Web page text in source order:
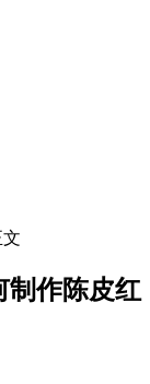
制作陈皮红